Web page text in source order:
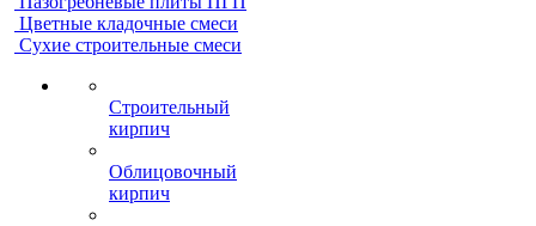
Цветные кладочные смеси
Сухие строительные смеси
Строительный
кирпич
Облицовочный
кирпич